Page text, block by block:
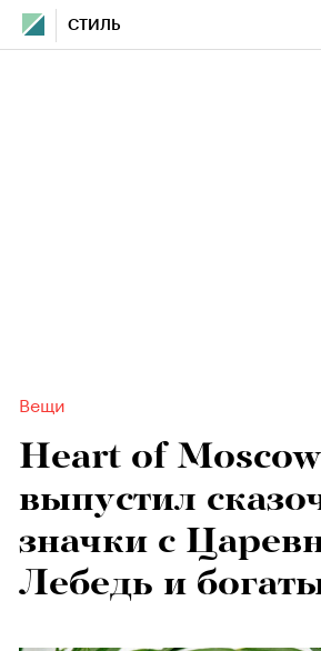
СТИЛЬ
Вещи
Heart of Moscow
выпустил
значки с
Лебедь и